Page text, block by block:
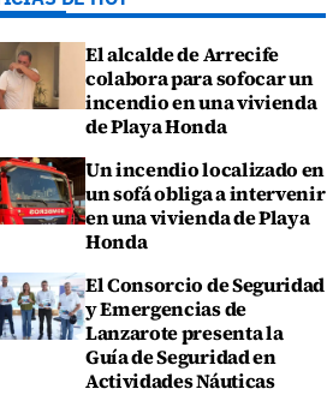
El alcalde de Arrecife
colabora para sofocar un
incendio en una vivienda
de Playa Honda
Un incendio localizado en
un sofá obliga a intervenir
en una vivienda de Playa
Honda
El Consorcio de Seguridad
y Emergencias de
Lanzarote presenta la
Guía de Seguridad en
Actividades Náuticas